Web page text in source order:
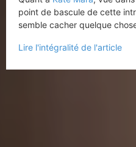
point de bascule de cette
semble cacher quelque
Lire l'intégralité de l'article